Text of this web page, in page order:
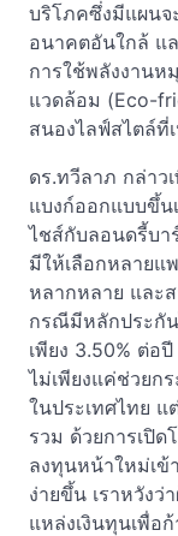
บริโภคซึ่งมีแผนจ
อนาคตอันใกล้ แ
การใช้พลังงานห
แวดล้อม (Eco-
สนองไลฟ์สไตล์ที่
ดร.ทวีลาภ กล่าว
แบงก์ออกแบบขึ้
ไชส์กับลอนดรี้บา
มีให้เลือกหลายแ
หลากหลาย และ
กรณีมีหลักประกัน
เพียง 3.50% ต่อ
ไม่เพียงแค่ช่วยก
ในประเทศไทย
รวม ด้วยการเปิ
ลงทุนหน้าใหม่เข้
ง่ายขึ้น เราหวังว่
แหล่งเงินทุนเพื่อ